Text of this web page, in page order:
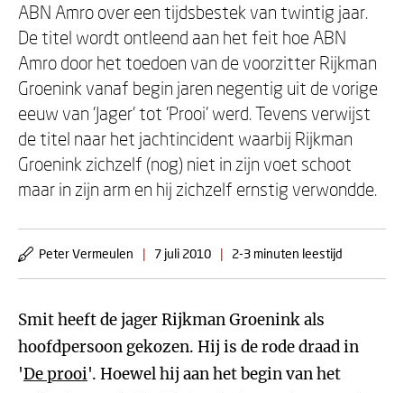
ABN Amro over een tijdsbestek van twintig jaar.
De titel wordt ontleend aan het feit hoe ABN
Amro door het toedoen van de voorzitter Rijkman
Groenink vanaf begin jaren negentig uit de vorige
eeuw van 'Jager' tot 'Prooi' werd. Tevens verwijst
de titel naar het jachtincident waarbij Rijkman
Groenink zichzelf (nog) niet in zijn voet schoot
maar in zijn arm en hij zichzelf ernstig verwondde.
Peter Vermeulen | 7 juli 2010 | 2-3 minuten leestijd
Smit heeft de jager Rijkman Groenink als
hoofdpersoon gekozen. Hij is de rode draad in
'De prooi'. Hoewel hij aan het begin van het